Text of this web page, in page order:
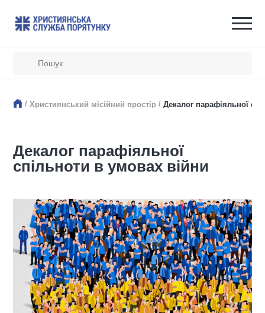
/ Християнський місійний простір / Декалог парафіяльної
Декалог парафіяльної
спільноти в умовах війни